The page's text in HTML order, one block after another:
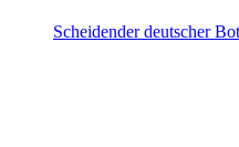
Scheidender deutscher